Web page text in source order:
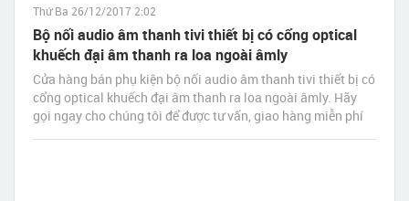
Thứ Ba 26/12/2017 2:02
Bộ nối audio âm thanh tivi thiết bị có cổng optical
khuếch đại âm thanh ra loa ngoài âmly
Cửa hàng bán phụ kiện bộ nối audio âm thanh tivi thiết bị có
cổng optical khuếch đại âm thanh ra loa ngoài âmly. Hãy
gọi ngay cho chúng tôi để được tư vấn, giao hàng miễn phí